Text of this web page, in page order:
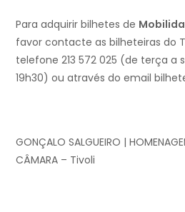
Para adquirir bilhetes de
favor contacte as bilheteiras do
telefone 213 572 025 (de terça a
19h30) ou através do email
GONÇALO SALGUEIRO |
CÂMARA – Tivoli